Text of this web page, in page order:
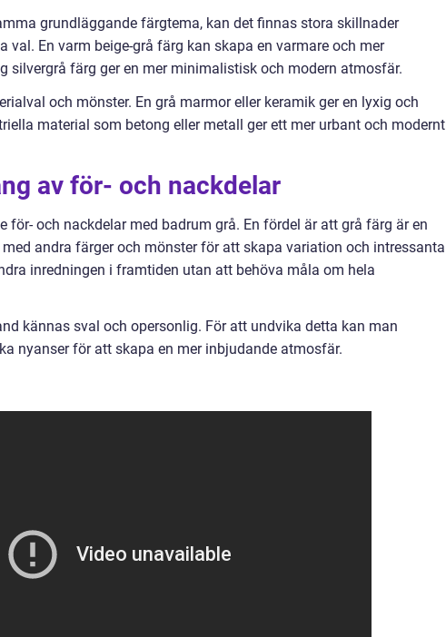
grundläggande färgtema, kan det finnas stora skillnader
val. En varm beige-grå färg kan skapa en varmare och mer
silvergrå färg ger en mer minimalistisk och modern atmosfär.
och mönster. En grå marmor eller keramik ger en lyxig och
material som betong eller metall ger ett mer urbant och modernt
av för- och nackdelar
för- och nackdelar med badrum grå. En fördel är att grå färg är en
andra färger och mönster för att skapa variation och intressanta
inredningen i framtiden utan att behöva måla om hela
kännas sval och opersonlig. För att undvika detta kan man
nyanser för att skapa en mer inbjudande atmosfär.